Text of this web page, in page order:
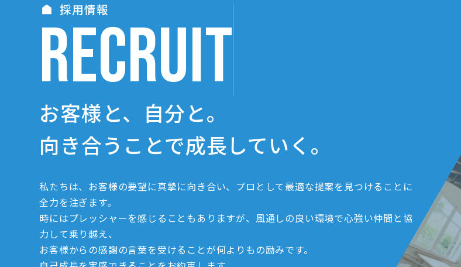
採用情報
RECRUIT
お客様と、自分と。
向き合うことで成長していく。
私たちは、お客様の要望に真摯に向き合い、プロとして最適な提案を見つけることに
全力を注ぎます。
時にはプレッシャーを感じることもありますが、風通しの良い環境で心強い仲間と協
力して乗り越え、
お客様からの感謝の言葉を受けることが何よりもの励みです。